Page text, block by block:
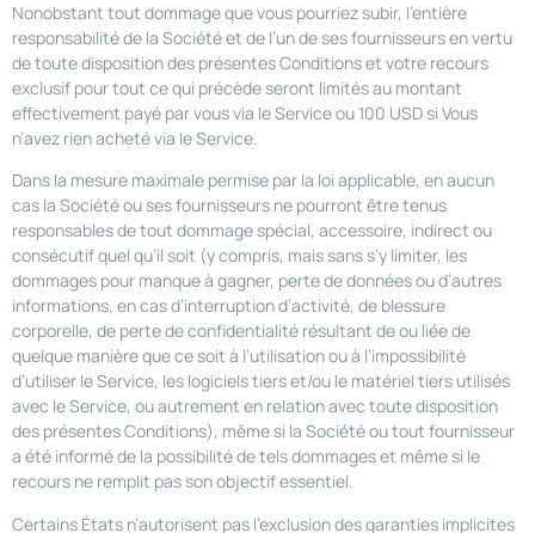
Nonobstant tout dommage que vous pourriez subir, l’entière
responsabilité de la Société et de l’un de ses fournisseurs en vertu
de toute disposition des présentes Conditions et votre recours
exclusif pour tout ce qui précède seront limités au montant
effectivement payé par vous via le Service ou 100 USD si Vous
n’avez rien acheté via le Service.
Dans la mesure maximale permise par la loi applicable, en aucun
cas la Société ou ses fournisseurs ne pourront être tenus
responsables de tout dommage spécial, accessoire, indirect ou
consécutif quel qu’il soit (y compris, mais sans s’y limiter, les
dommages pour manque à gagner, perte de données ou d’autres
informations, en cas d’interruption d’activité, de blessure
corporelle, de perte de confidentialité résultant de ou liée de
quelque manière que ce soit à l’utilisation ou à l’impossibilité
d’utiliser le Service, les logiciels tiers et/ou le matériel tiers utilisés
avec le Service, ou autrement en relation avec toute disposition
des présentes Conditions), même si la Société ou tout fournisseur
a été informé de la possibilité de tels dommages et même si le
recours ne remplit pas son objectif essentiel.
Certains États n’autorisent pas l’exclusion des garanties implicites